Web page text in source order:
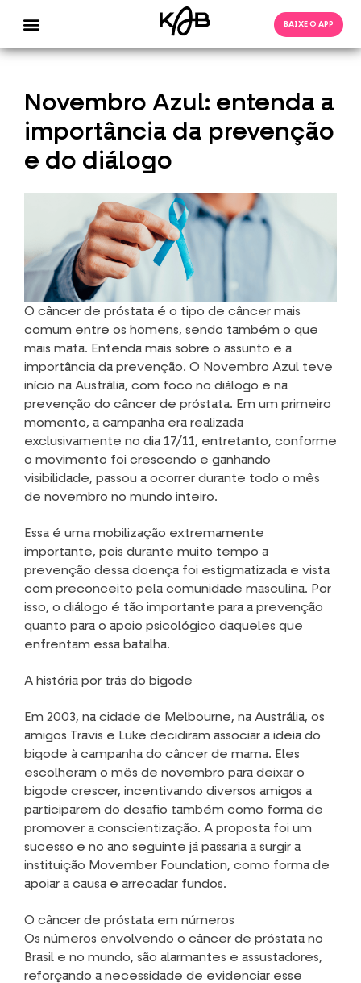
BAIXE O APP
Novembro Azul: entenda a
importância da prevenção
e do diálogo
O câncer de próstata é o tipo de câncer mais
comum entre os homens, sendo também o que
mais mata. Entenda mais sobre o assunto e a
importância da prevenção. O Novembro Azul teve
início na Austrália, com foco no diálogo e na
prevenção do câncer de próstata. Em um primeiro
momento, a campanha era realizada
exclusivamente no dia 17/11, entretanto, conforme
o movimento foi crescendo e ganhando
visibilidade, passou a ocorrer durante todo o mês
de novembro no mundo inteiro.
Essa é uma mobilização extremamente
importante, pois durante muito tempo a
prevenção dessa doença foi estigmatizada e vista
com preconceito pela comunidade masculina. Por
isso, o diálogo é tão importante para a prevenção
quanto para o apoio psicológico daqueles que
enfrentam essa batalha.
A história por trás do bigode
Em 2003, na cidade de Melbourne, na Austrália, os
amigos Travis e Luke decidiram associar a ideia do
bigode à campanha do câncer de mama. Eles
escolheram o mês de novembro para deixar o
bigode crescer, incentivando diversos amigos a
participarem do desafio também como forma de
promover a conscientização. A proposta foi um
sucesso e no ano seguinte já passaria a surgir a
instituição Movember Foundation, como forma de
apoiar a causa e arrecadar fundos.
O câncer de próstata em números
Os números envolvendo o câncer de próstata no
Brasil e no mundo, são alarmantes e assustadores,
reforçando a necessidade de evidenciar esse